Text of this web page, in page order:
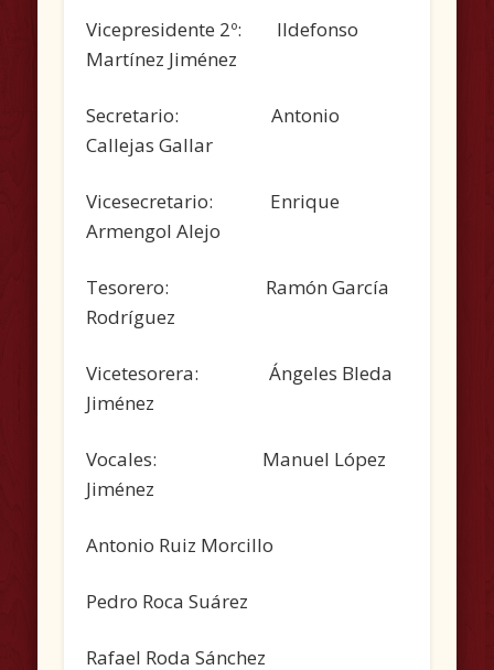
Vicepresidente 2º: Ildefonso
Martínez Jiménez
Secretario: Antonio
Callejas Gallar
Vicesecretario: Enrique
Armengol Alejo
Tesorero: Ramón García
Rodríguez
Vicetesorera: Ángeles Bleda
Jiménez
Vocales: Manuel López
Jiménez
Antonio Ruiz Morcillo
Pedro Roca Suárez
Rafael Roda Sánchez